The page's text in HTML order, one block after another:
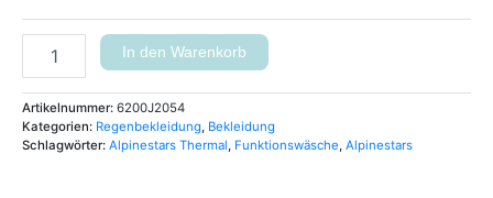
In den Warenkorb
Artikelnummer: 6200J2054
Kategorien: Regenbekleidung, Bekleidung
Schlagwörter: Alpinestars Thermal, Funktionswäsche, Alpinestars